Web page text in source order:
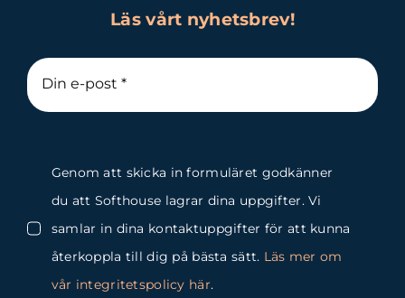
Läs vårt nyhetsbrev!
Genom att skicka in formuläret godkänner
du att Softhouse lagrar dina uppgifter. Vi
samlar in dina kontaktuppgifter för att kunna
återkoppla till dig på bästa sätt. Läs mer om
vår integritetspolicy här.